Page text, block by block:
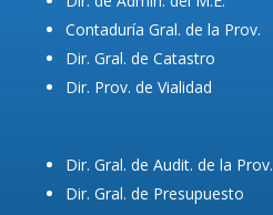
Contaduría Gral. de la Prov.
Dir. Gral. de Catastro
Dir. Prov. de Vialidad
Dir. Gral. de Audit. de la Prov.
Dir. Gral. de Presupuesto